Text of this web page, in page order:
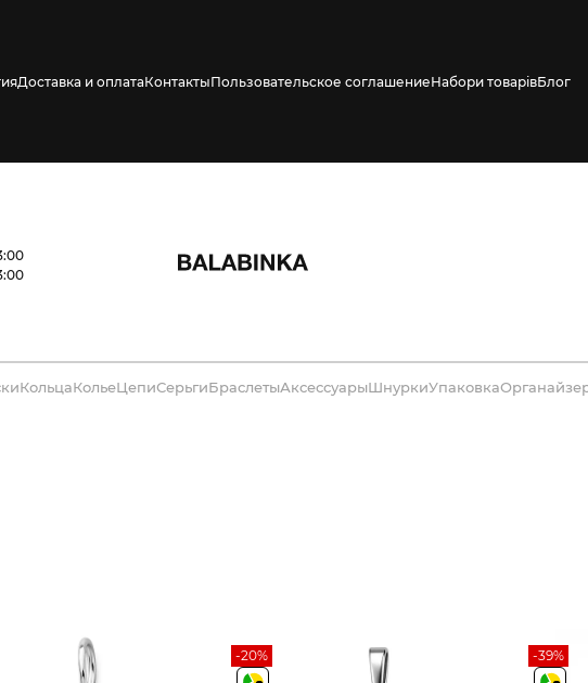
Доставка и оплатаКонтактыПользовательское соглашениеНабори товарівБлог
КольцаКольеЦепиСерьгиБраслетыАксессуарыШнуркиУпаковка
-20% -39%